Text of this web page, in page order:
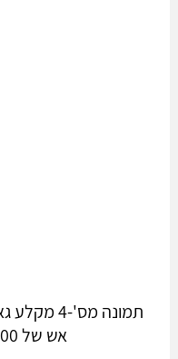
אש של 3,000 כדורים לדקה.